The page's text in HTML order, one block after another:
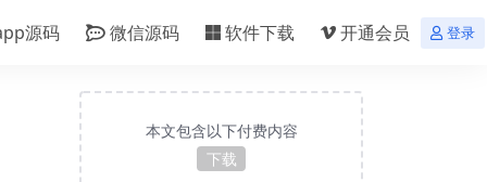
源码 微信源码 软件下载 开通会员 登录
本文包含以下付费内容
下载